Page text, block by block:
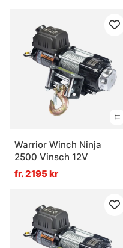
Warrior Winch Ninja
2500 Vinsch 12V
fr. 2195 kr